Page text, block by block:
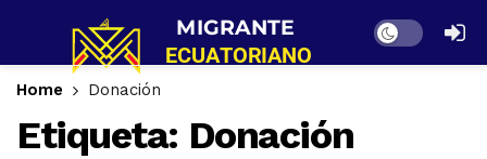
Dark mode
Home Donación
Etiqueta: Donación